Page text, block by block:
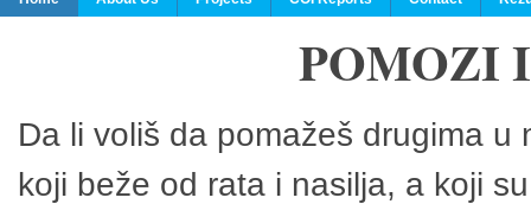
POMOZI
Da li voliš da pomažeš drugima
koji beže od rata i nasilja, a koji